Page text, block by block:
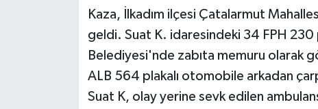
Kaza, İlkadım ilçesi Çatalarmut
geldi. Suat K. idaresindeki 34 FPH 230
Belediyesi'nde zabıta memuru olarak
ALB 564 plakalı otomobile arkadan
Suat K, olay yerine sevk edilen